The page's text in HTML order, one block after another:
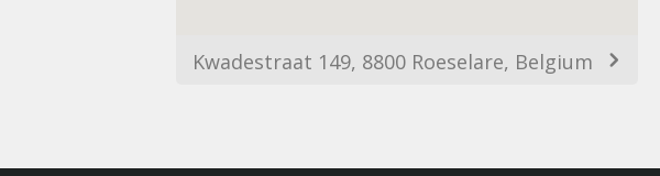
Kwadestraat 149, 8800 Roeselare, Belgium